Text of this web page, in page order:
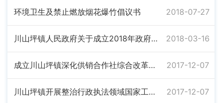
环境卫生及禁止燃放烟花爆竹倡议书 2018-07-27
川山坪镇人民政府关于成立2018年政府工作报告任务分解专项工作小组的通知 2018-03-16
成立川山坪镇深化供销合作社综合改革领导小组的通知 2017-12-07
川山坪镇开展整治行政执法领域国家工作人员“不作为、缓作为、乱作为”和鼓励“敢作为”专项行动实施方案 2017-12-07